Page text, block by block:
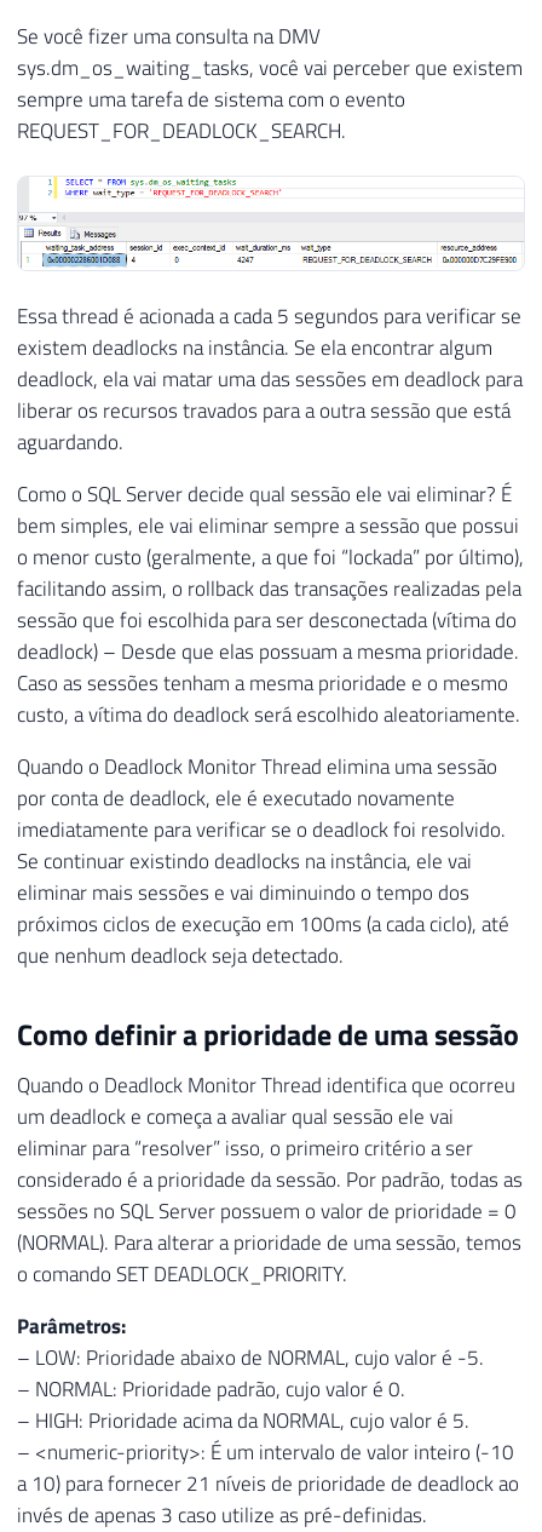
Se você fizer uma consulta na DMV
sys.dm_os_waiting_tasks, você vai perceber que existem
sempre uma tarefa de sistema com o evento
REQUEST_FOR_DEADLOCK_SEARCH.
Essa thread é acionada a cada 5 segundos para verificar se
existem deadlocks na instância. Se ela encontrar algum
deadlock, ela vai matar uma das sessões em deadlock para
liberar os recursos travados para a outra sessão que está
aguardando.
Como o SQL Server decide qual sessão ele vai eliminar? É
bem simples, ele vai eliminar sempre a sessão que possui
o menor custo (geralmente, a que foi “lockada” por último),
facilitando assim, o rollback das transações realizadas pela
sessão que foi escolhida para ser desconectada (vítima do
deadlock) – Desde que elas possuam a mesma prioridade.
Caso as sessões tenham a mesma prioridade e o mesmo
custo, a vítima do deadlock será escolhido aleatoriamente.
Quando o Deadlock Monitor Thread elimina uma sessão
por conta de deadlock, ele é executado novamente
imediatamente para verificar se o deadlock foi resolvido.
Se continuar existindo deadlocks na instância, ele vai
eliminar mais sessões e vai diminuindo o tempo dos
próximos ciclos de execução em 100ms (a cada ciclo), até
que nenhum deadlock seja detectado.
Como definir a prioridade de uma sessão
Quando o Deadlock Monitor Thread identifica que ocorreu
um deadlock e começa a avaliar qual sessão ele vai
eliminar para “resolver” isso, o primeiro critério a ser
considerado é a prioridade da sessão. Por padrão, todas as
sessões no SQL Server possuem o valor de prioridade = 0
(NORMAL). Para alterar a prioridade de uma sessão, temos
o comando SET DEADLOCK_PRIORITY.
Parâmetros:
– LOW: Prioridade abaixo de NORMAL, cujo valor é -5.
– NORMAL: Prioridade padrão, cujo valor é 0.
– HIGH: Prioridade acima da NORMAL, cujo valor é 5.
– <numeric-priority>: É um intervalo de valor inteiro (-10
a 10) para fornecer 21 níveis de prioridade de deadlock ao
invés de apenas 3 caso utilize as pré-definidas.